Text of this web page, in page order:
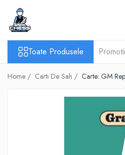
Toate Produsele
Materiale Șahiste
Accesorii tabla
Ceasuri Pentru Diverse Jocuri
Toate Produsele Promotii
Home / Carti De Sah / Carte: GM